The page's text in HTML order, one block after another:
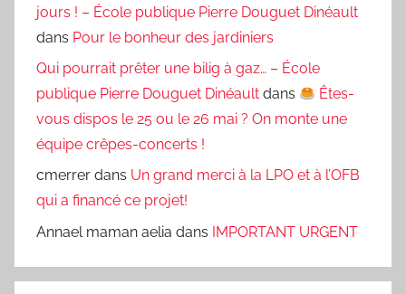
jours ! – École publique Pierre Douguet Dinéault
dans Pour le bonheur des jardiniers
Qui pourrait prêter une bilig à gaz… – École
publique Pierre Douguet Dinéault dans
Êtes-
vous dispos le 25 ou le 26 mai ? On monte une
équipe crêpes-concerts !
cmerrer dans Un grand merci à la LPO et à l’OFB
qui a financé ce projet!
Annael maman aelia dans IMPORTANT URGENT